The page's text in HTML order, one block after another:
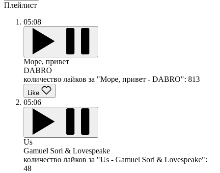
Плейлист
05:08
Море, привет
DABRO
количество лайков за "Море, привет - DABRO": 813
Like
05:06
Us
Gamuel Sori & Lovespeake
количество лайков за "Us - Gamuel Sori & Lovespeake":
48